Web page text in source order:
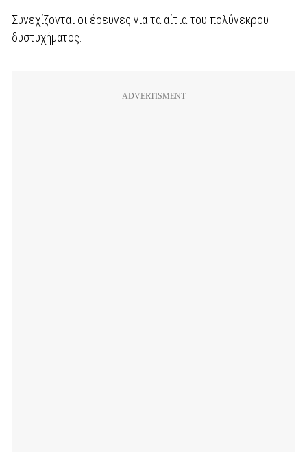
Συνεχίζονται οι έρευνες για τα αίτια του πολύνεκρου
δυστυχήματος.